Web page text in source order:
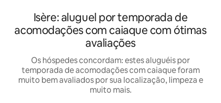
Isère: aluguel por temporada de
acomodações com caiaque com ótimas
avaliações
Os hóspedes concordam: estes aluguéis por
temporada de acomodações com caiaque foram
muito bem avaliados por sua localização, limpeza e
muito mais.